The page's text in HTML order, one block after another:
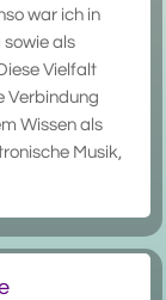
war ich in
als
Vielfalt
Verbindung
Wissen als
Musik,